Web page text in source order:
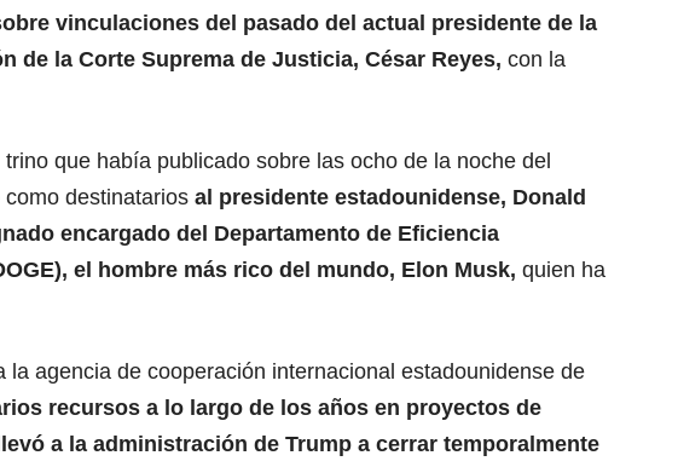
vinculaciones del pasado del actual presidente de la
de la Corte Suprema de Justicia, César Reyes, con la
que había publicado sobre las ocho de la noche del
destinatarios al presidente estadounidense, Donald
encargado del Departamento de Eficiencia
el hombre más rico del mundo, Elon Musk, quien ha
la agencia de cooperación internacional estadounidense de
recursos a lo largo de los años en proyectos de
a la administración de Trump a cerrar temporalmente